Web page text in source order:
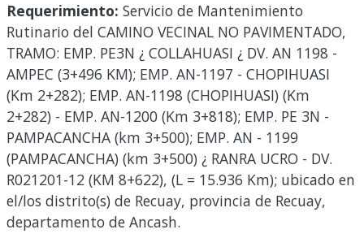
Requerimiento: Servicio de Mantenimiento
Rutinario del CAMINO VECINAL NO PAVIMENTADO,
TRAMO: EMP. PE3N ¿ COLLAHUASI ¿ DV. AN 1198 -
AMPEC (3+496 KM); EMP. AN-1197 - CHOPIHUASI
(Km 2+282); EMP. AN-1198 (CHOPIHUASI) (Km
2+282) - EMP. AN-1200 (Km 3+818); EMP. PE 3N -
PAMPACANCHA (km 3+500); EMP. AN - 1199
(PAMPACANCHA) (km 3+500) ¿ RANRA UCRO - DV.
R021201-12 (KM 8+622), (L = 15.936 Km); ubicado en
el/los distrito(s) de Recuay, provincia de Recuay,
departamento de Ancash.